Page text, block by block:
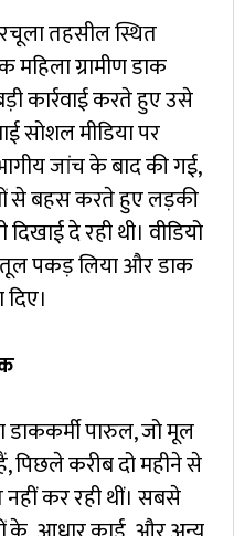
तहसील स्थित
ग्रामीण डाक
कार्रवाई करते हुए उसे
सोशल मीडिया पर
जांच के बाद की गई,
से बहस करते हुए लड़की
दे रही थी। वीडियो
पकड़ लिया और डाक
डाककर्मी पारुल, जो मूल
पिछले करीब दो महीने से
कर रही थीं। सबसे